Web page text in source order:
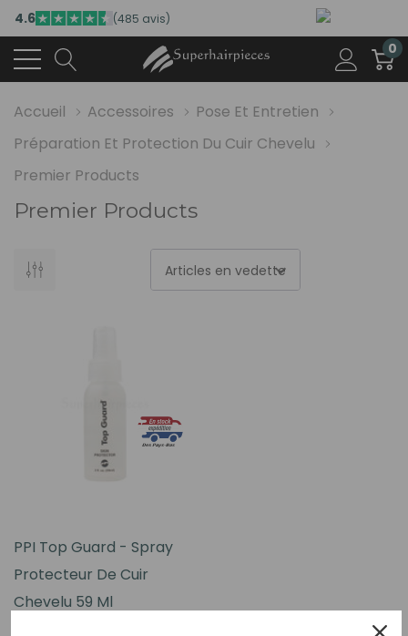
4.6 (485 avis)
0
Accueil Accessoires
Pose Et Entretien
Préparation Et Protection Du Cuir Chevelu
Premier Products
Premier Products
PPI Top Guard - Spray
Protecteur De Cuir
Chevelu 59 Ml